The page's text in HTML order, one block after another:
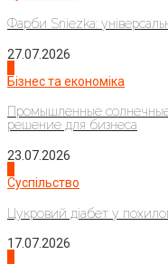
Фарби Sniezka:
27.07.2026
Бізнес та економіка
Промышленные
решение для бизнеса
23.07.2026
Суспільство
Цукровий діабет у
17.07.2026